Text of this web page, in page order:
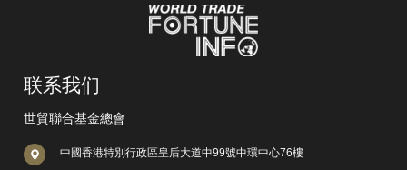
联系我们
世貿聯合基金總會
中國香港特別行政區皇后大道中99號中環中心76樓